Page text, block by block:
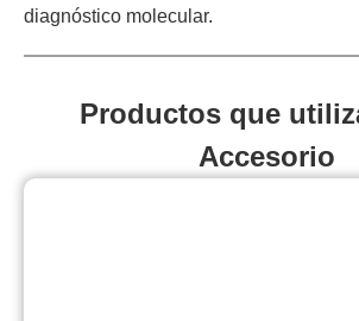
diagnóstico molecular.
Productos que
Accesorio